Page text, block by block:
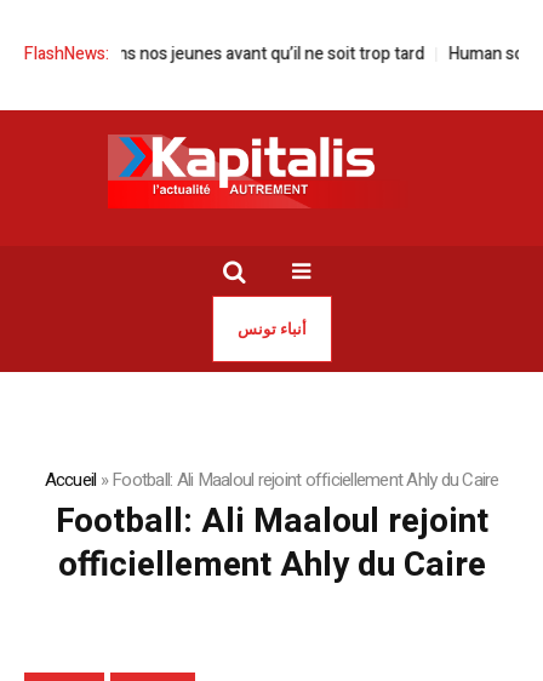
FlashNews:
| Sauvons nos jeunes avant qu’il ne soit trop tard Human screen
أنباء تونس
Accueil »Football: Ali Maaloul rejoint officiellement Ahly du Caire
Football: Ali Maaloul rejoint
officiellement Ahly du Caire